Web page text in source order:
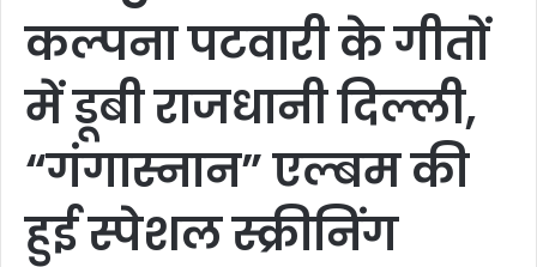
कल्पना पटवारी के गीतों
में डूबी राजधानी दिल्ली,
“गंगास्नान” एल्बम की
हुई स्पेशल स्क्रीनिंग